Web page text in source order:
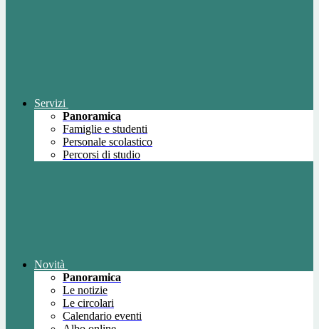
Servizi
Panoramica
Famiglie e studenti
Personale scolastico
Percorsi di studio
Novità
Panoramica
Le notizie
Le circolari
Calendario eventi